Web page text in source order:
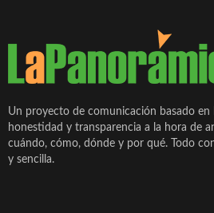
Un proyecto de comunicación basado en
honestidad y transparencia a la hora de
cuándo, cómo, dónde y por qué. Todo
y sencilla.